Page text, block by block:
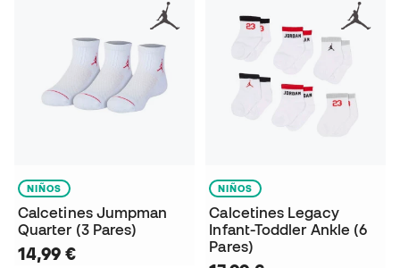
NIÑOS
Calcetines Jumpman
Quarter (3 Pares)
14,99 €
NIÑOS
Calcetines Legacy
Infant-Toddler Ankle (6
Pares)